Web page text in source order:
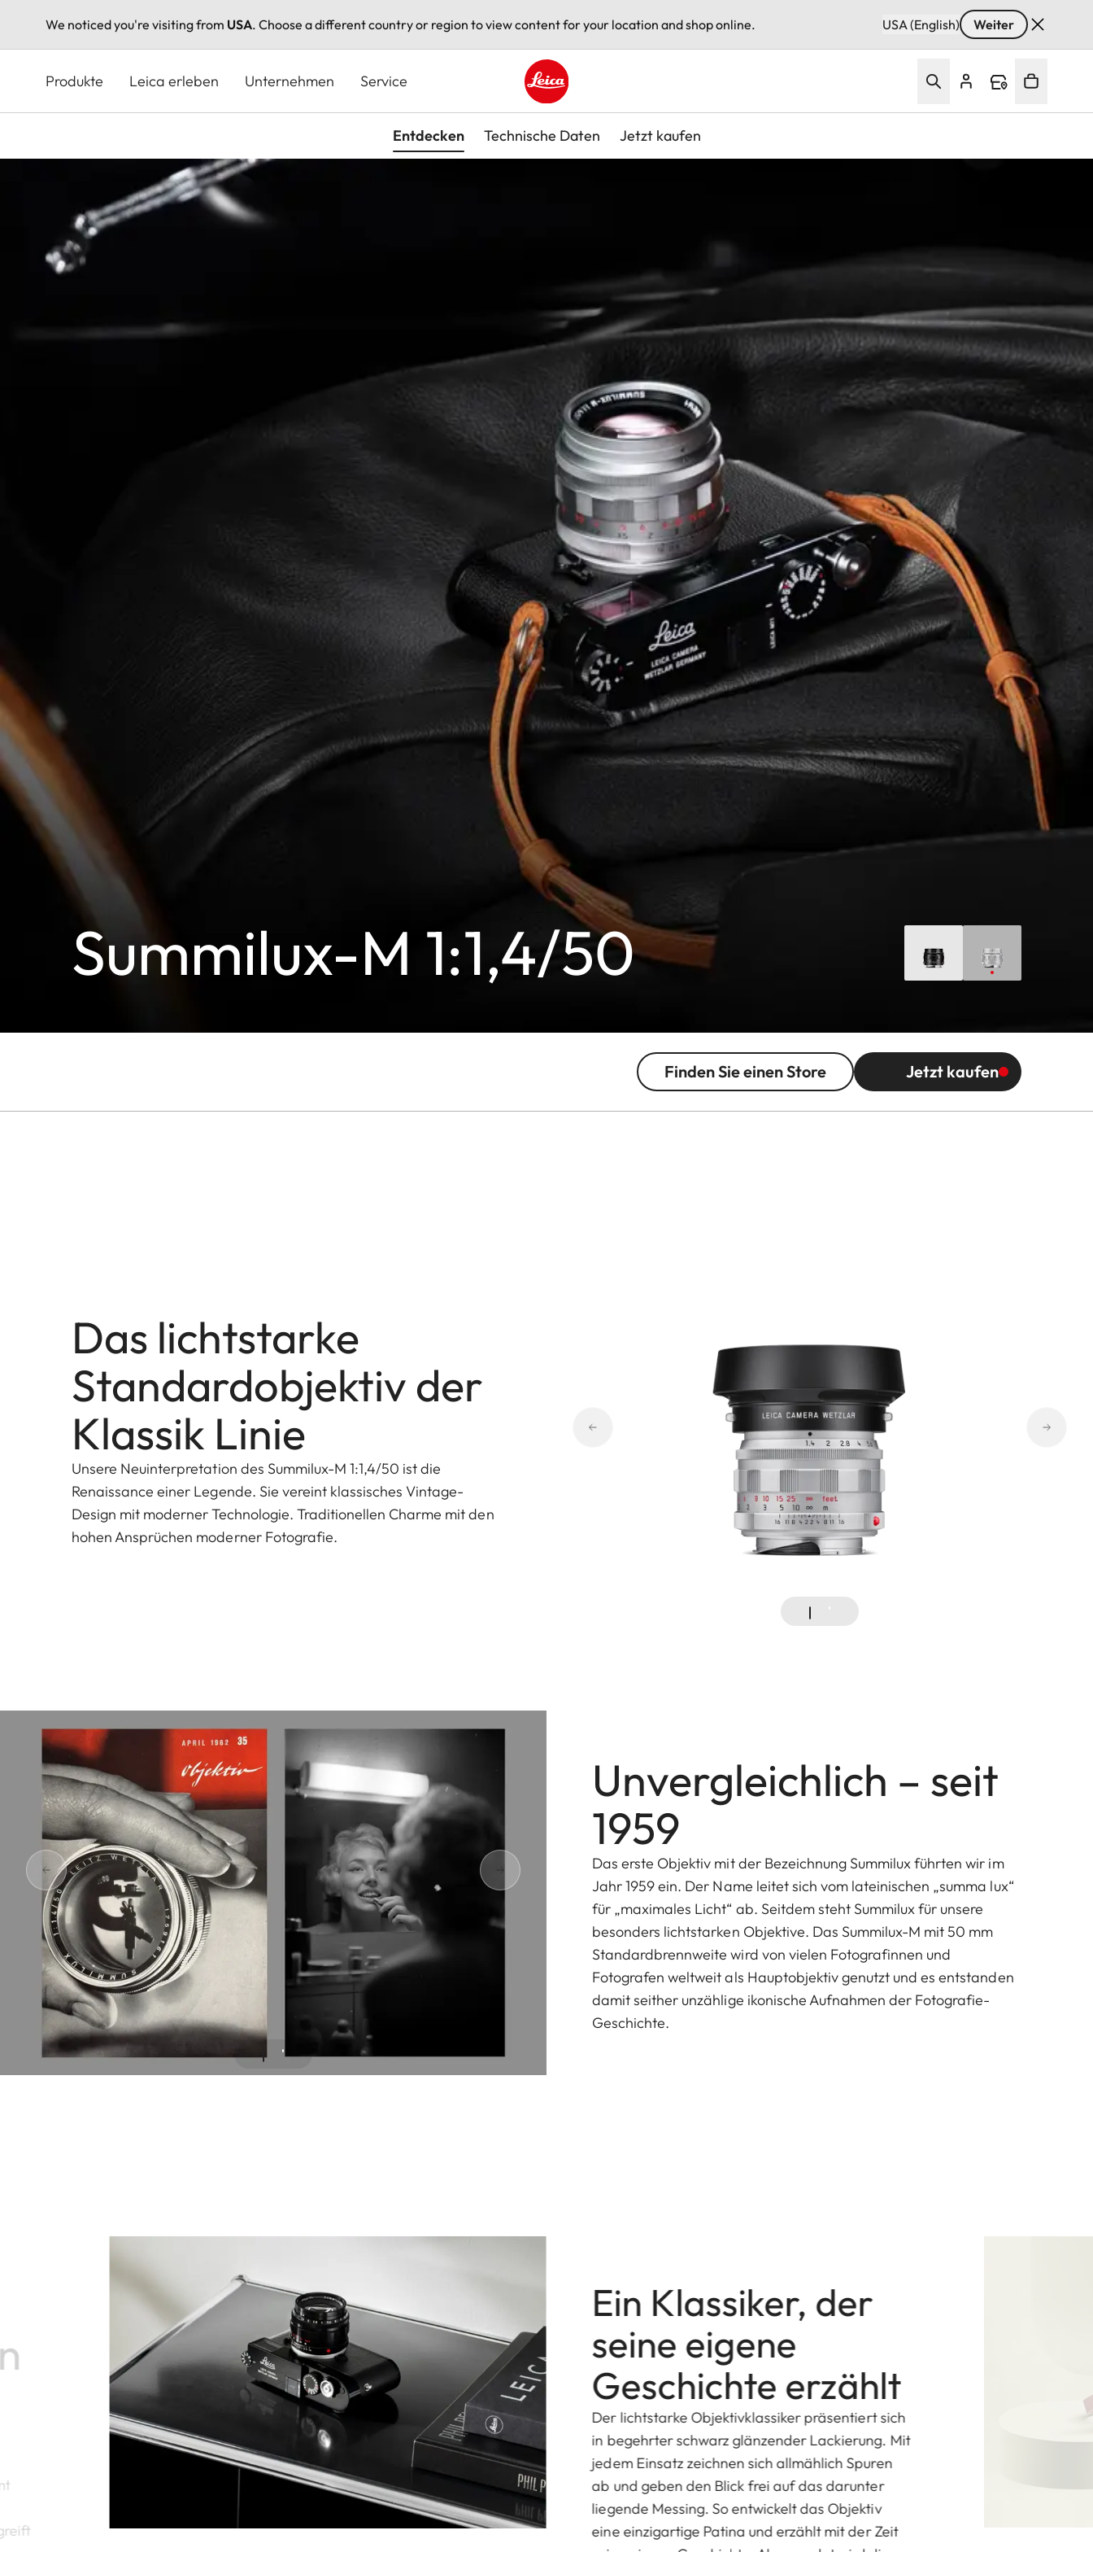
We noticed you're visiting from USA. Choose a different country or region to view content for your location and shop online. USA (English) Weiter
Produkte Leica erleben Unternehmen Service
Leica logo - Home
Entdecken Technische Daten Jetzt kaufen
Summilux-M 1:1,4/50
Finden Sie einen Store Jetzt kaufen
Das lichtstarke
Standardobjektiv der
Klassik Linie
Unsere Neuinterpretation des Summilux-M 1:1,4/50 ist die
Renaissance einer Legende. Sie vereint klassisches Vintage-
Design mit moderner Technologie. Traditionellen Charme mit den
hohen Ansprüchen moderner Fotografie.
Unvergleichlich – seit
1959
Das erste Objektiv mit der Bezeichnung Summilux führten wir im
Jahr 1959 ein. Der Name leitet sich vom lateinischen „summa lux“
für „maximales Licht“ ab. Seitdem steht Summilux für unsere
besonders lichtstarken Objektive. Das Summilux-M mit 50 mm
Standardbrennweite wird von vielen Fotografinnen und
Fotografen weltweit als Hauptobjektiv genutzt und es entstanden
damit seither unzählige ikonische Aufnahmen der Fotografie-
Geschichte.
Ein Klassiker, der
seine eigene
Geschichte erzählt
Der lichtstarke Objektivklassiker präsentiert sich
in begehrter schwarz glänzender Lackierung. Mit
jedem Einsatz zeichnen sich allmählich Spuren
ab und geben den Blick frei auf das darunter
liegende Messing. So entwickelt das Objektiv
eine einzigartige Patina und erzählt mit der Zeit